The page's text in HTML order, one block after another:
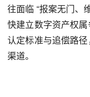
往面临 “报案无门、
快建立数字资产权
认定标准与追偿路
渠道。